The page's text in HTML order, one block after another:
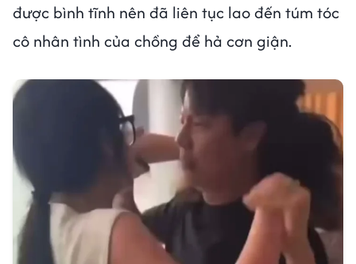
được bình tĩnh nên đã liên tục lao đến túm tóc
cô nhân tình của chồng để hả cơn giận.